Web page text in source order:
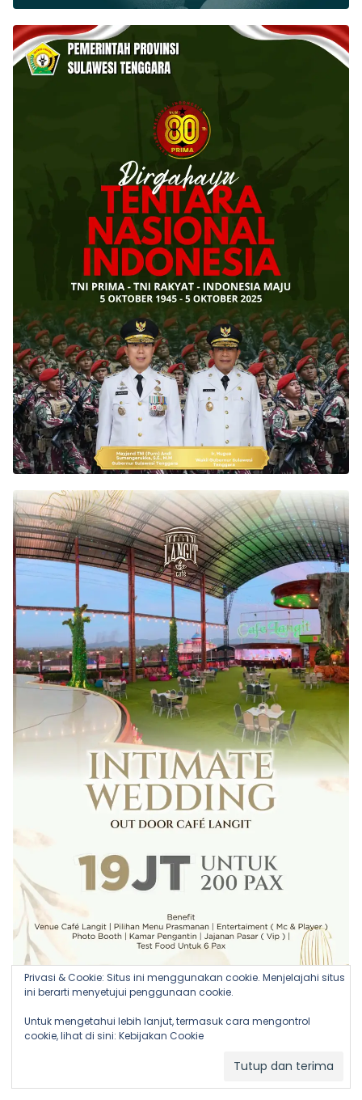
Privasi & Cookie: Situs ini menggunakan cookie. Menjelajahi situs
ini berarti menyetujui penggunaan cookie.
Untuk mengetahui lebih lanjut, termasuk cara mengontrol
cookie, lihat di sini: Kebijakan Cookie